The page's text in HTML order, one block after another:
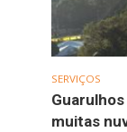
SERVIÇOS
muitas